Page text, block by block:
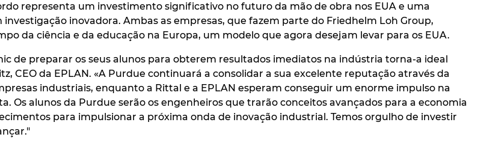
representa um investimento significativo no futuro da mão de obra nos EUA e uma
inovadora. Ambas as empresas, que fazem parte do Friedhelm Loh Group,
da ciência e da educação na Europa, um modelo que agora desejam levar para os EUA.
de preparar os seus alunos para obterem resultados imediatos na indústria torna-a ideal
CEO da EPLAN. «A Purdue continuará a consolidar a sua excelente reputação através da
industriais, enquanto a Rittal e a EPLAN esperam conseguir um enorme impulso na
Os alunos da Purdue serão os engenheiros que trarão conceitos avançados para a economia
para impulsionar a próxima onda de inovação industrial. Temos orgulho de investir